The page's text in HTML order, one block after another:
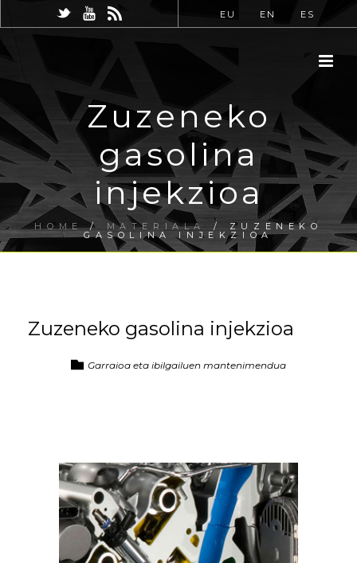
EU EN ES
Zuzeneko
gasolina
injekzioa
HOME/ MATERIALA / ZUZENEKO
GASOLINA INJEKZIOA
Zuzeneko gasolina injekzioa
Garraioa eta ibilgailuen mantenimendua